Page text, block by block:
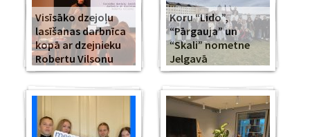
Visīsāko dzejoļu
lasīšanas darbnīca
kopā ar dzejnieku
Robertu Vilsonu
Koru “Lido”,
“Pārgauja” un
“Skali” nometne
Jelgavā